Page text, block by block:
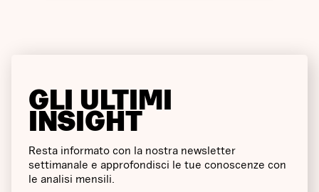
GLI ULTIMI
INSIGHT
Resta informato con la nostra newsletter
settimanale e approfondisci le tue conoscenze con
le analisi mensili.